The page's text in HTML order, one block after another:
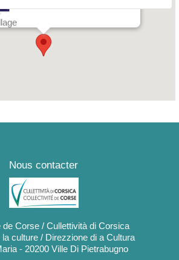
Nous contacter
de Corse / Cullettività di Corsica
la culture / Direzzione di a Cultura
- 20200 Ville Di Pietrabugno